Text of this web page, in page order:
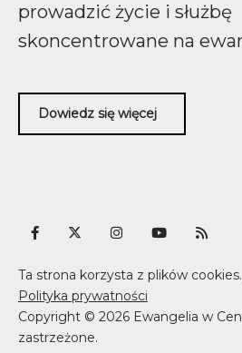
prowadzić życie i służbę
skoncentrowane na
Dowiedz się więcej
Ta strona korzysta z plików cookies.
Polityka prywatności
Copyright © 2026 Ewangelia w
zastrzeżone.